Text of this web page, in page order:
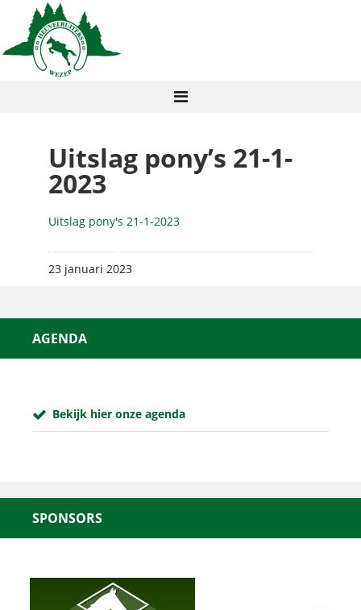
Uitslag pony’s 21-1-
2023
Uitslag pony's 21-1-2023
23 januari 2023
AGENDA
Bekijk hier onze agenda
SPONSORS